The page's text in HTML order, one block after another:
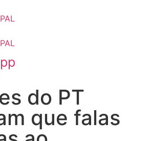
do PT
que falas